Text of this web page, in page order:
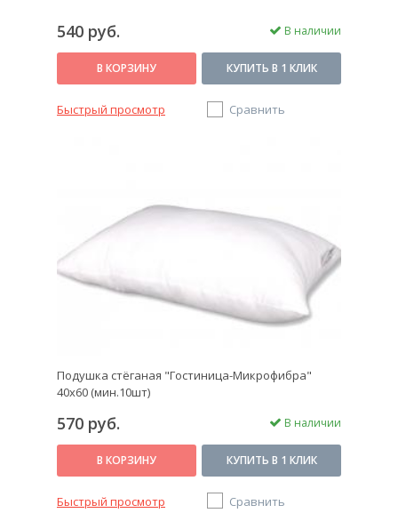
540 руб. В наличии
В КОРЗИНУ КУПИТЬ В 1 КЛИК
Быстрый просмотр Сравнить
Подушка стёганая "Гостиница-Микрофибра"
40х60 (мин.10шт)
570 руб. В наличии
В КОРЗИНУ КУПИТЬ В 1 КЛИК
Быстрый просмотр Сравнить